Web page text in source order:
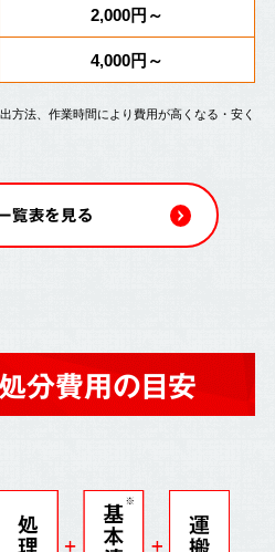
2,000円～
4,000円～
方法、作業時間により費用が高くなる・安く
覧表を見る
分費用の目安